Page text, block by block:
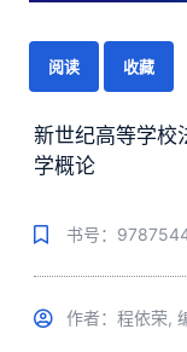
阅读 收藏
新世纪高等学校
学概论
书号：
作者：程依荣,